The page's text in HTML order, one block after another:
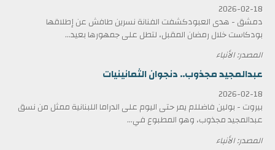
2026-02-18
دمشق - هدى العبودكشفت الفنانة نسرين طافش عن إطلاقها
بودكاست خلال رمضان المقبل، لتطل على جمهورها بعيد...
المصدر: الأنباء
عبدالمجيد مجذوب.. دنجوان الثمانينيات
2026-02-18
بيروت - بولين فاضللم يمر حتى اليوم على الدراما اللبنانية ممثل من نسق
عبدالمجيد مجذوب، وهو المطبوع في...
المصدر: الأنباء